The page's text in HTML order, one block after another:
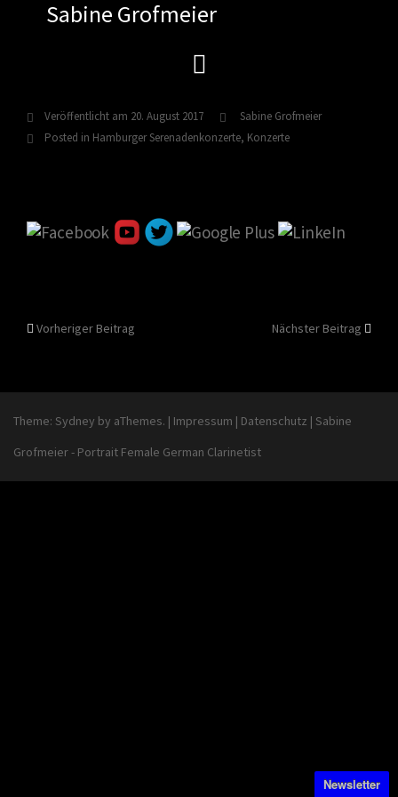
Sabine Grofmeier
Veröffentlicht am 20. August 2017
Sabine Grofmeier
Posted in Hamburger Serenadenkonzerte, Konzerte
Beitragsnavigation
Vorheriger Beitrag Nächster Beitrag
Theme: Sydney by aThemes. | Impressum | Datenschutz | Sabine
Grofmeier - Portrait Female German Clarinetist
Newsletter